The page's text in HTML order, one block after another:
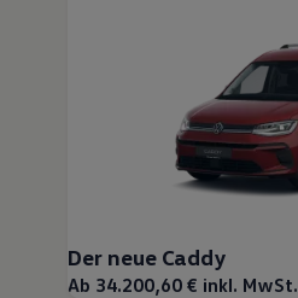
Der neue Caddy
Ab 34.200,60 € inkl. MwSt.